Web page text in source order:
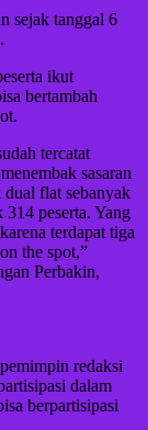
sejak tanggal 6
ikut
bertambah
tercatat
sasaran
dual flat sebanyak
314 peserta. Yang
terdapat tiga
the spot,”
Perbakin,
redaksi
dalam
berpartisipasi